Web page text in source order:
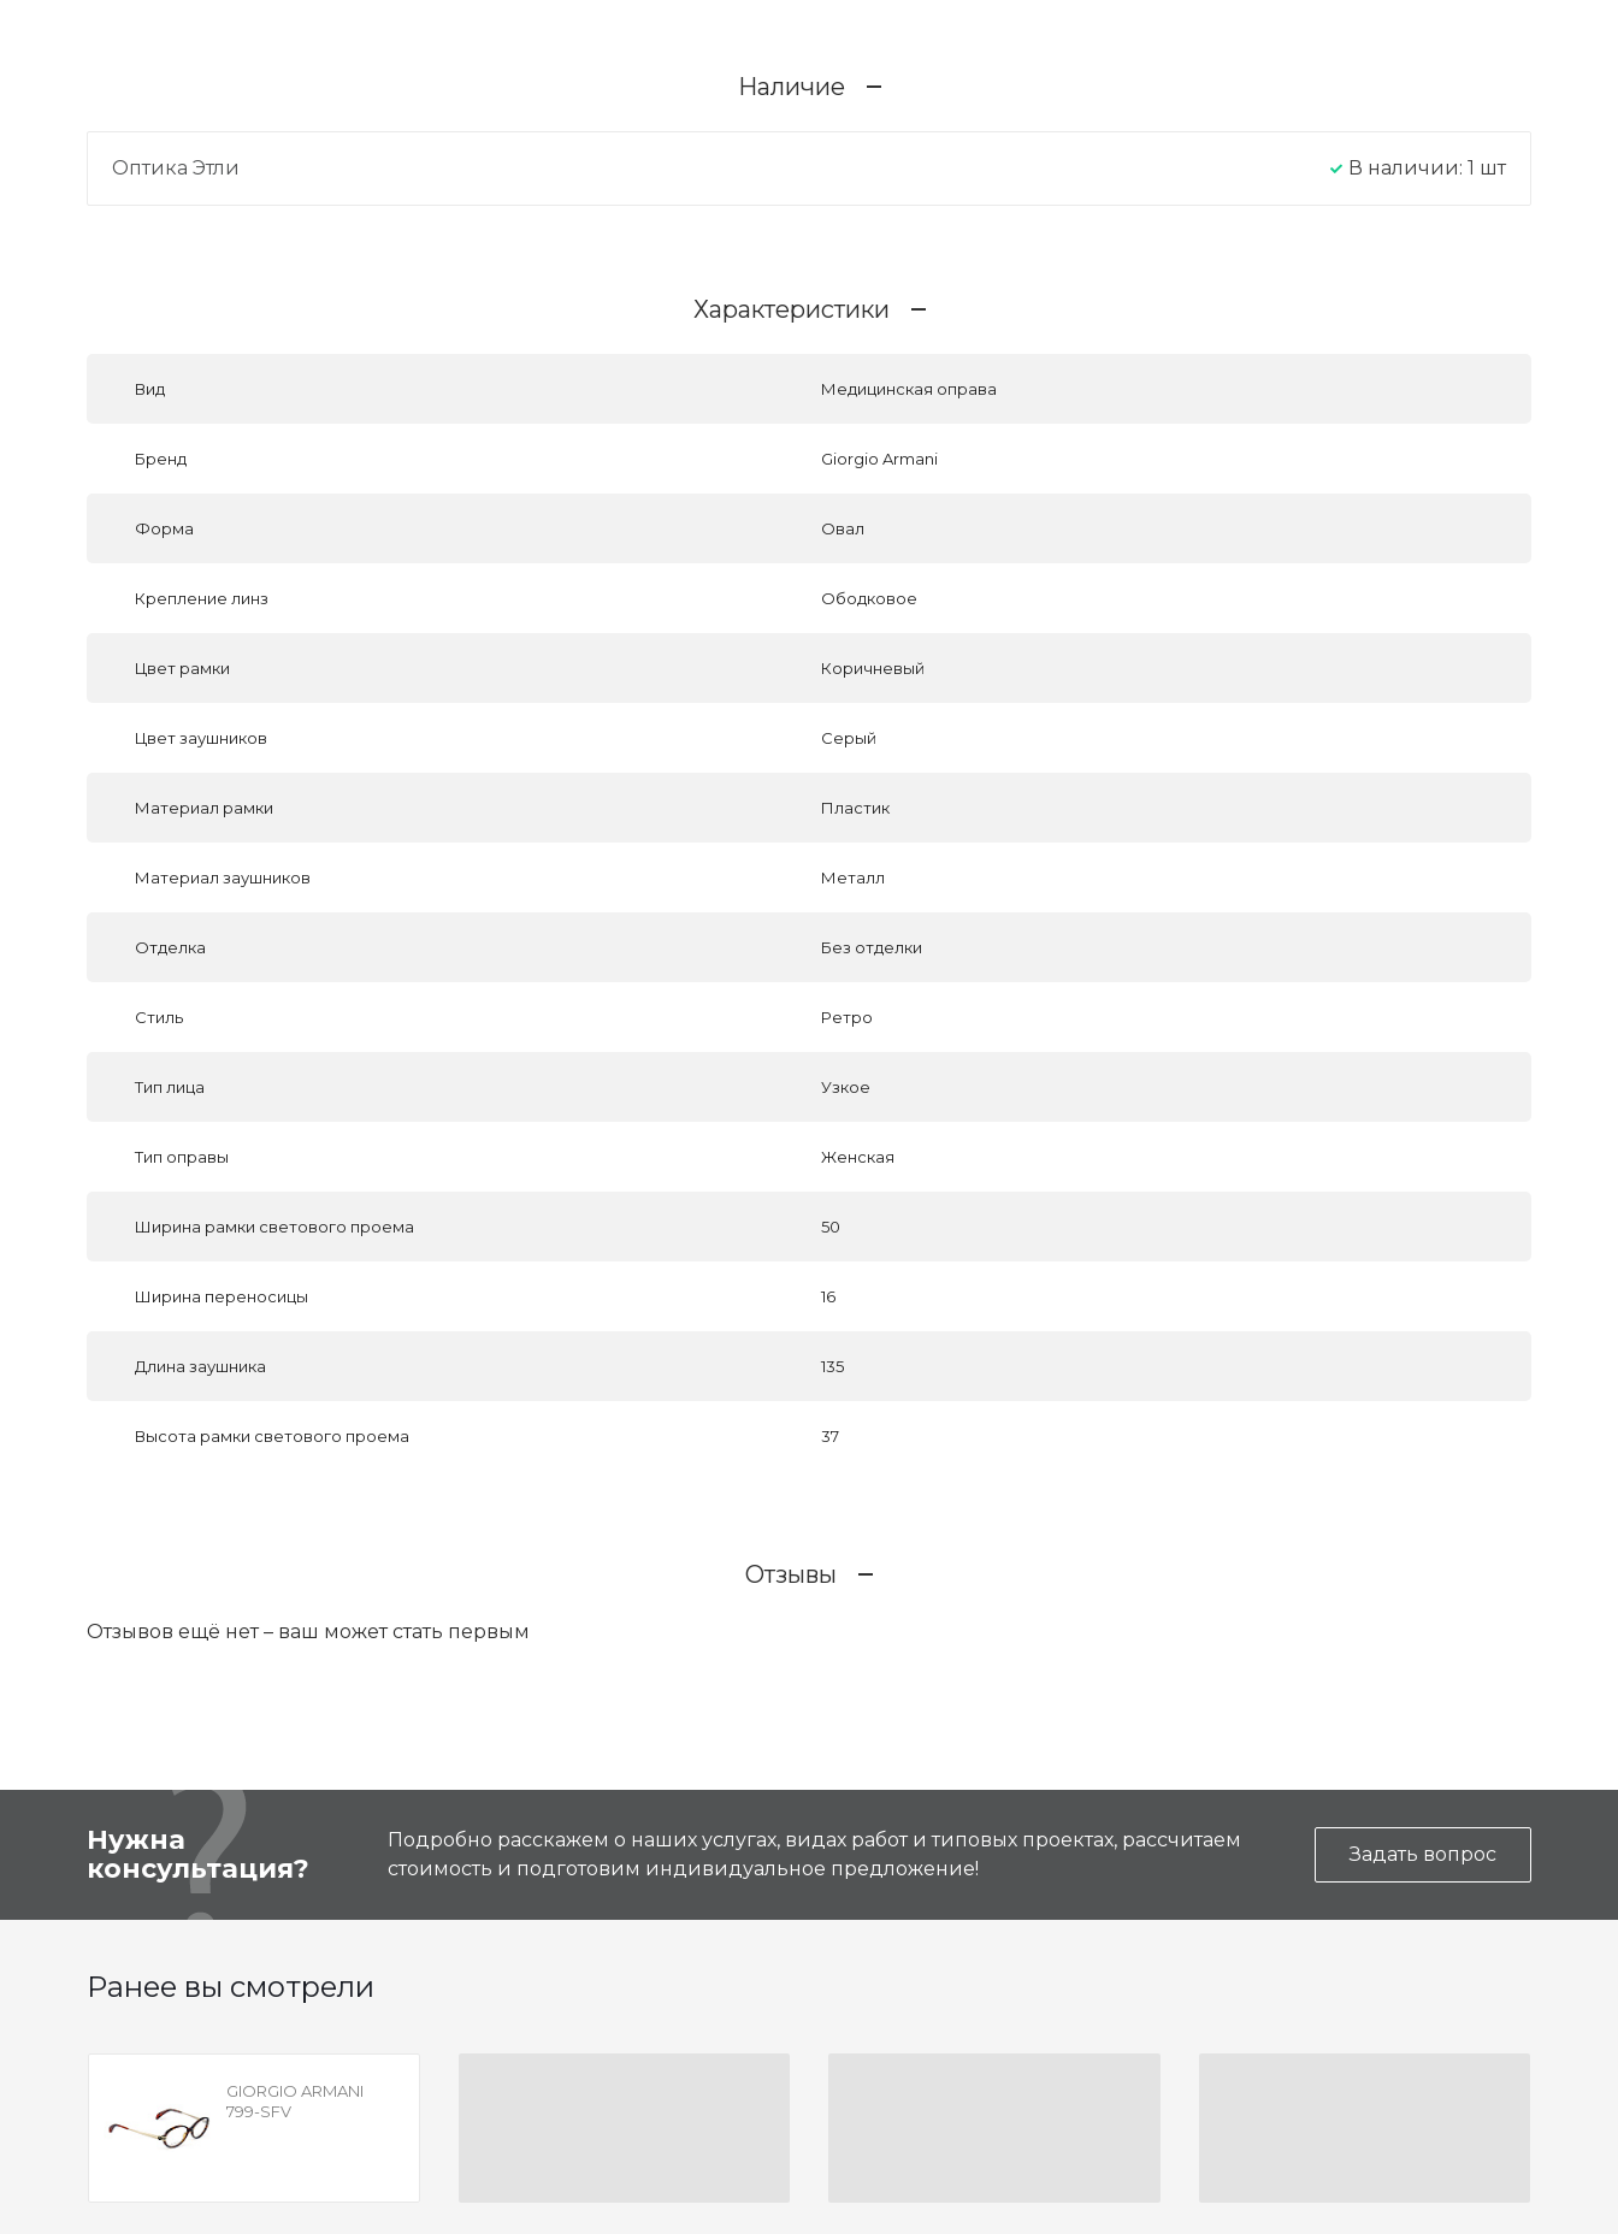
Наличие
Оптика Этли В наличии: 1 шт
Характеристики
Вид Медицинская оправа
Бренд Giorgio Armani
Форма Овал
Крепление линз Ободковое
Цвет рамки Коричневый
Цвет заушников Серый
Материал рамки Пластик
Материал заушников Металл
Отделка Без отделки
Стиль Ретро
Тип лица Узкое
Тип оправы Женская
Ширина рамки светового проема 50
Ширина переносицы 16
Длина заушника 135
Высота рамки светового проема 37
Отзывы
Отзывов ещё нет – ваш может стать первым
Нужна
консультация?
Подробно расскажем о наших услугах, видах работ и типовых проектах, рассчитаем
стоимость и подготовим индивидуальное предложение!
Задать вопрос
Ранее вы смотрели
GIORGIO ARMANI
799-SFV